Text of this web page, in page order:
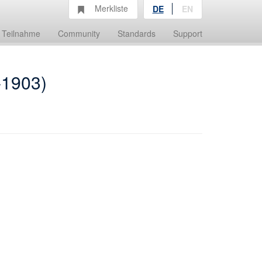
Teilnahme Community Standards Support
Merkliste DE EN